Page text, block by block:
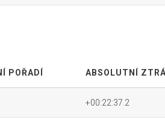
POŘADÍ ABSOLUTNÍ
+00:22:37.2